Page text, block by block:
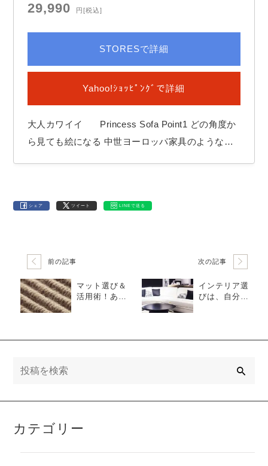
29,990 円 [税込]
STORESで詳細
Yahoo!ｼｮｯﾋﾟﾝｸﾞで詳細
大人カワイイ Princess Sofa Point1 どの角度か
ら見ても絵になる 中世ヨーロッパ家具のような本
がラグジュアリー感を演出 全体を引き締め…
シェア ツイート LINEで送る
前の記事
マット選び＆
活用術！あな
使い方
次の記事
インテリア選
びは、自分の
はない自分だ
の一つです。
ツをいくつか
カテゴリー